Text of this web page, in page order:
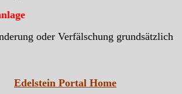
oder Verfälschung grundsätzlich
Edelstein Portal Home